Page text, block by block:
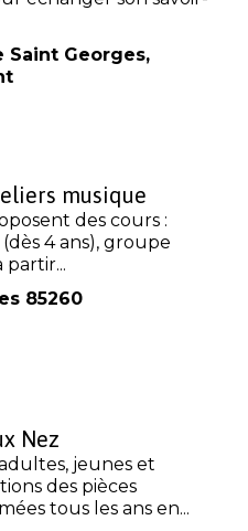
Saint Georges,
musique
des cours :
4 ans), groupe
partir...
85260
Nez
jeunes et
des pièces
tous les ans en...